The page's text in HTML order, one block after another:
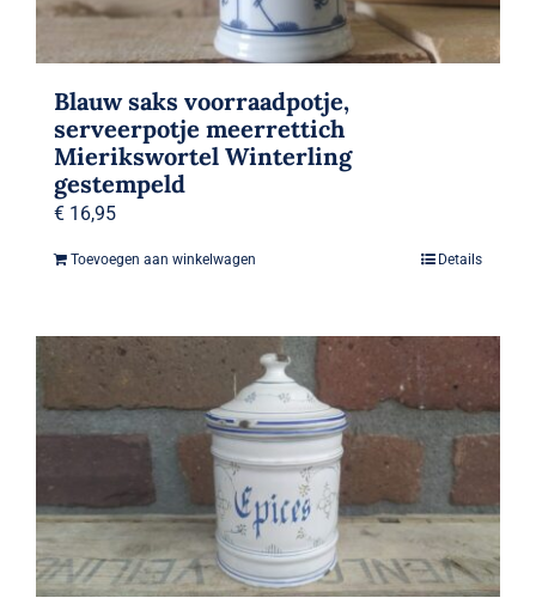
Blauw saks voorraadpotje,
serveerpotje meerrettich
Mierikswortel Winterling
gestempeld
€ 16,95
Toevoegen aan winkelwagen Details